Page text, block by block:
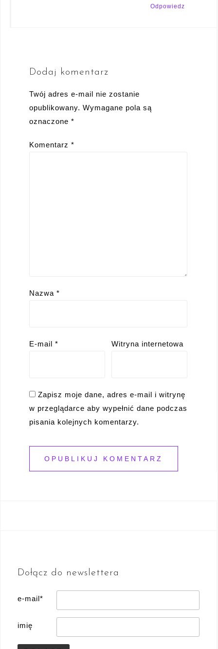
Odpowiedz
Dodaj komentarz
Twój adres e-mail nie zostanie
opublikowany. Wymagane pola są
oznaczone *
Komentarz *
Nazwa *
E-mail * Witryna internetowa
Zapisz moje dane, adres e-mail i witrynę
w przeglądarce aby wypełnić dane podczas
pisania kolejnych komentarzy.
Dołącz do newslettera
e-mail*
imię